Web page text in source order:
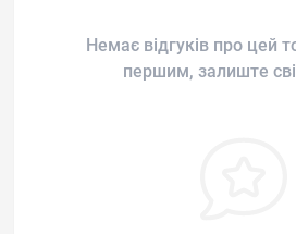
Немає відгуків про цей
першим, залиште